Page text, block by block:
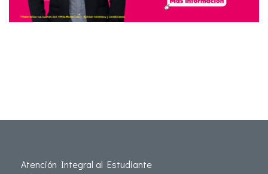
Atención Integral al Estudiante